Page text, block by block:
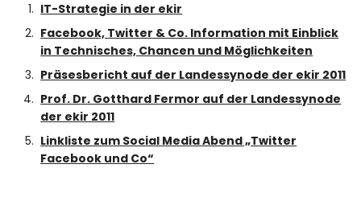
IT-Strategie in der ekir
Facebook, Twitter & Co. Information mit Einblick
in Technisches, Chancen und Möglichkeiten
Präsesbericht auf der Landessynode der ekir 2011
Prof. Dr. Gotthard Fermor auf der Landessynode
der ekir 2011
Linkliste zum Social Media Abend „Twitter
Facebook und Co“